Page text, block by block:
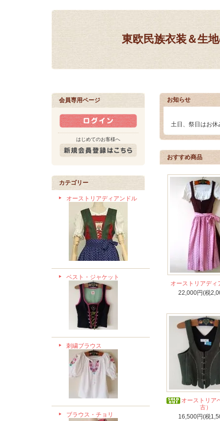
東欧民族衣装＆
会員専用ページ
はじめてのお客様へ
カテゴリー
オーストリアディアンドル
ベスト・ジャケット
刺繍ブラウス
ブラウス・チョリ
お知らせ
土日、祭日はお休
おすすめ商品
オーストリアディ
22,000円(税
オーストリア
古）
16,500円(税